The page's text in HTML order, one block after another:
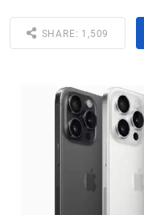
SHARE: 1,509